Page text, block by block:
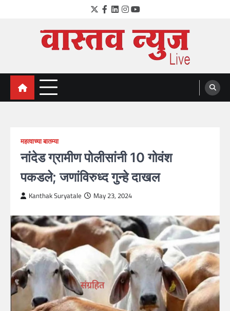
Twitter
Facebook
LinkedIn
Instagram
YouTube
VastavNEWSLive.com
a leading NEWS portal of Maharahstra
महत्वाच्या बातम्या
नांदेड ग्रामीण पोलीसांनी 10 गोवंश
पकडले; जणांविरुध्द गुन्हे दाखल
Kanthak Suryatale May 23, 2024